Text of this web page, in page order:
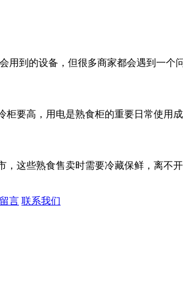
用到的设备，但很多商家都会遇到一
要高，用电是熟食柜的重要日常使用
这些熟食售卖时需要冷藏保鲜，离不
言 联系我们